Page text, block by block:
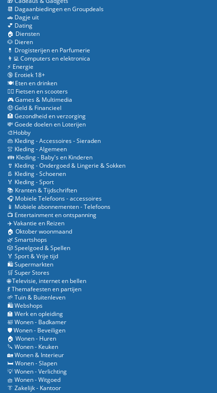
📆 Dagaanbiedingen en Groupdeals
🚗 Dagje uit
💕 Dating
🏠 Diensten
🐶 Dieren
💊 Drogisterijen en Parfumerie
👨‍💻 Computers en elektronica
⚡ Energie
🔞 Erotiek 18+
🍽️ Eten en drinken
🚴‍♂️ Fietsen en scooters
🎮 Games & Multimedia
🤑 Geld & Financieel
🏥 Gezondheid en verzorging
💸 Goede doelen en Loterijen
🎨Hobby
👜 Kleding - Accessoires - Sieraden
👚 Kleding - Algemeen
👪 Kleding - Baby's en Kinderen
👙 Kleding - Ondergoed & Lingerie & Sokken
👢 Kleding - Schoenen
🏅 Kleding - Sport
📚 Kranten & Tijdschriften
🎧 Mobiele Telefoons - accessoires
📱 Mobiele abonnementen - Telefoons
📺 Entertainment en ontspanning
✈️ Vakantie en Reizen
🏠 Oktober woonmaand
🌿 Smartshops
🎲 Speelgoed & Spellen
🏅 Sport & Vrije tijd
🛍️ Supermarkten
🛒 Super Stores
🌐 Televisie, internet en bellen
💃 Themafeesten en partijen
🌱 Tuin & Buitenleven
🛍️ Webshops
🏫 Werk en opleiding
🛀 Wonen - Badkamer
🛡️ Wonen - Beveiligen
🏠 Wonen - Huren
🔪 Wonen - Keuken
🏡 Wonen & Interieur
🛏️ Wonen - Slapen
💡 Wonen - Verlichting
🧺 Wonen - Witgoed
👔 Zakelijk - Kantoor